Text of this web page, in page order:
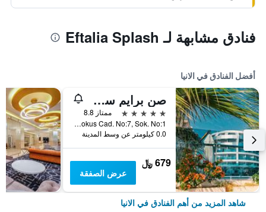
فنادق مشابهة لـ Eftalia Splash
أفضل الفنادق في الانيا
صن برايم سي-لونج - للبالغين فقط
5 نجوم
ممتاز 8.8
Ahmet Tokus Cad. No:7, Sok. No:1, الانيا, تركيا
0.0 كيلومتر عن وسط المدينة
679 ﷼
عرض الصفقة
شاهد المزيد من أهم الفنادق في الانيا